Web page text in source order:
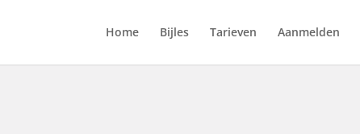
Home Bijles Tarieven Aanmelden